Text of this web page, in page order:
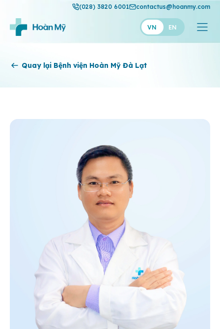
(028) 3820 6001 contactus@hoanmy.com
VN EN
Hoàn Mỹ
Thuận Mỹ
Quay lại Bệnh viện Hoàn Mỹ Đà Lạt